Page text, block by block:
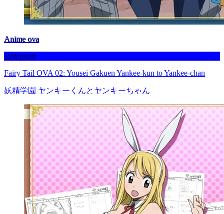
Anime ova
Befejezett
Fairy Tail OVA 02: Yousei Gakuen Yankee-kun to Yankee-chan
妖精学園 ヤンキーくんとヤンキーちゃん